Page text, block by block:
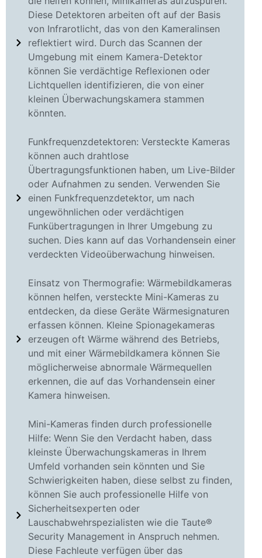
Diese Detektoren arbeiten oft auf der Basis
von Infrarotlicht, das von den Kameralinsen
reflektiert wird. Durch das Scannen der
Umgebung mit einem Kamera-Detektor
können Sie verdächtige Reflexionen oder
Lichtquellen identifizieren, die von einer
kleinen Überwachungskamera stammen
könnten.
Funkfrequenzdetektoren: Versteckte Kameras
können auch drahtlose
Übertragungsfunktionen haben, um Live-Bilder
oder Aufnahmen zu senden. Verwenden Sie
einen Funkfrequenzdetektor, um nach
ungewöhnlichen oder verdächtigen
Funkübertragungen in Ihrer Umgebung zu
suchen. Dies kann auf das Vorhandensein einer
verdeckten Videoüberwachung hinweisen.
Einsatz von Thermografie: Wärmebildkameras
können helfen, versteckte Mini-Kameras zu
entdecken, da diese Geräte Wärmesignaturen
erfassen können. Kleine Spionagekameras
erzeugen oft Wärme während des Betriebs,
und mit einer Wärmebildkamera können Sie
möglicherweise abnormale Wärmequellen
erkennen, die auf das Vorhandensein einer
Kamera hinweisen.
Mini-Kameras finden durch professionelle
Hilfe: Wenn Sie den Verdacht haben, dass
kleinste Überwachungskameras in Ihrem
Umfeld vorhanden sein könnten und Sie
Schwierigkeiten haben, diese selbst zu finden,
können Sie auch professionelle Hilfe von
Sicherheitsexperten oder
Lauschabwehrspezialisten wie die Taute®
Security Management in Anspruch nehmen.
Diese Fachleute verfügen über das